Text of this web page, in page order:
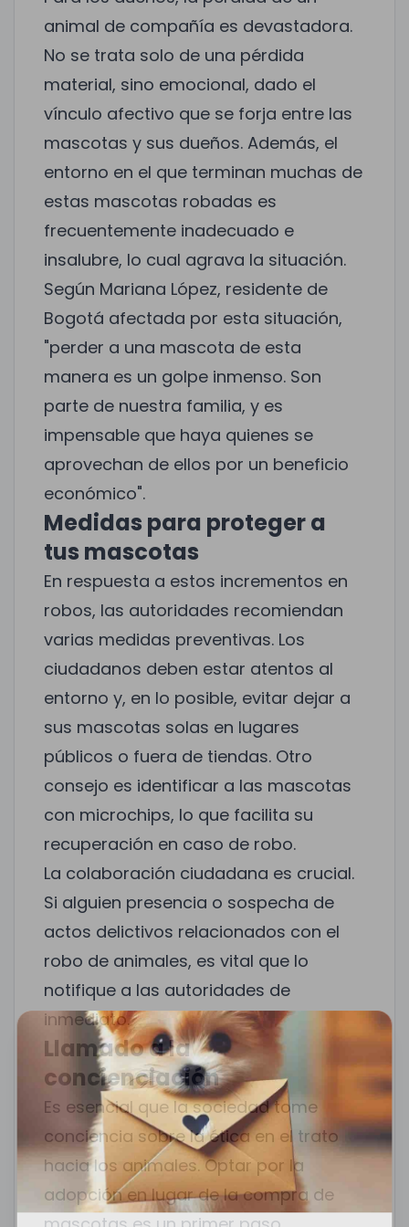
animal de compañía es devastadora.
No se trata solo de una pérdida
material, sino emocional, dado el
vínculo afectivo que se forja entre las
mascotas y sus dueños. Además, el
entorno en el que terminan muchas de
estas mascotas robadas es
frecuentemente inadecuado e
insalubre, lo cual agrava la situación.
Según Mariana López, residente de
Bogotá afectada por esta situación,
"perder a una mascota de esta
manera es un golpe inmenso. Son
parte de nuestra familia, y es
impensable que haya quienes se
aprovechan de ellos por un beneficio
económico".
Medidas para proteger a
tus mascotas
En respuesta a estos incrementos en
robos, las autoridades recomiendan
varias medidas preventivas. Los
ciudadanos deben estar atentos al
entorno y, en lo posible, evitar dejar a
sus mascotas solas en lugares
públicos o fuera de tiendas. Otro
consejo es identificar a las mascotas
con microchips, lo que facilita su
recuperación en caso de robo.
La colaboración ciudadana es crucial.
Si alguien presencia o sospecha de
actos delictivos relacionados con el
robo de animales, es vital que lo
notifique a las autoridades de
inmediato.
Llamado a la
concienciación
Es esencial que la sociedad tome
conciencia sobre la ética en el trato
hacia los animales. Optar por la
adopción en lugar de la compra de